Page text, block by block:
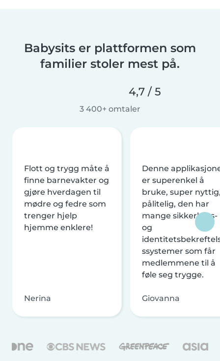
Babysits er plattformen som
familier stoler mest på.
4,7 / 5
3 400+ omtaler
Flott og trygg måte å
finne barnevakter og
gjøre hverdagen til
mødre og fedre som
trenger hjelp
hjemme enklere!
Nerina
Denne
er superenkel å
bruke, super
pålitelig, den har
mange sikkerhets-
og
ssystemer som får
medlemmene til å
føle seg trygge.
Giovanna